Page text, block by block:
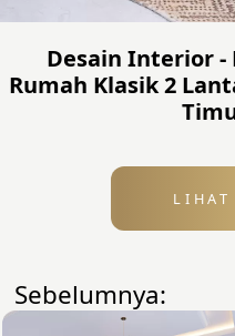
Desain Interior -
Rumah Klasik 2
LIHAT
Sebelumnya: